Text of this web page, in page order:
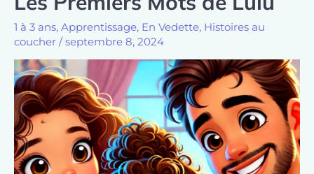
1 à 3 ans, Apprentissage, En Vedette, Histoires au
coucher / septembre 8, 2024